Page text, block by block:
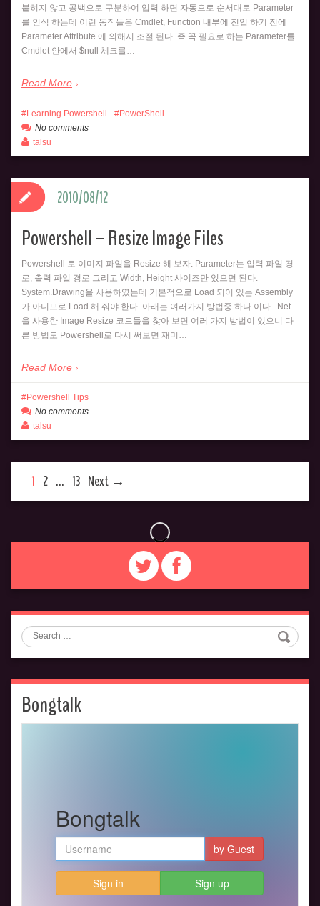
붙히지 않고 공백으로 구분하여 입력 하면 자동으로 순서대로 Parameter
를 인식 하는데 이런 동작들은 Cmdlet, Function 내부에 진입 하기 전에
Parameter Attribute 에 의해서 조절 된다. 즉 꼭 필요로 하는 Parameter를
Cmdlet 안에서 $null 체크를…
Read More
Learning Powershell
PowerShell
No comments
talsu
Powershell – Resize Image Files
Powershell 로 이미지 파일을 Resize 해 보자. Parameter는 입력 파일 경
로, 출력 파일 경로 그리고 Width, Height 사이즈만 있으면 된다.
System.Drawing을 사용하였는데 기본적으로 Load 되어 있는 Assembly
가 아니므로 Load 해 줘야 한다. 아래는 여러가지 방법중 하나 이다. .Net
을 사용한 Image Resize 코드들을 찾아 보면 여러 가지 방법이 있으니 다
른 방법도 Powershell로 다시 써보면 재미…
Read More
2010/08/12
Powershell Tips
No comments
talsu
1 2 … 13 Next →
Search
Bongtalk